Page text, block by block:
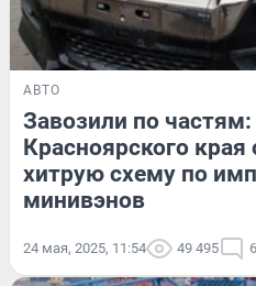
АВТО
Завозили по
Красноярского края
хитрую схему по
минивэнов
24 мая, 2025, 11:54 49 495